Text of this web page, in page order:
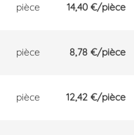
pièce 14,40 €/pièce
pièce 8,78 €/pièce
pièce 12,42 €/pièce